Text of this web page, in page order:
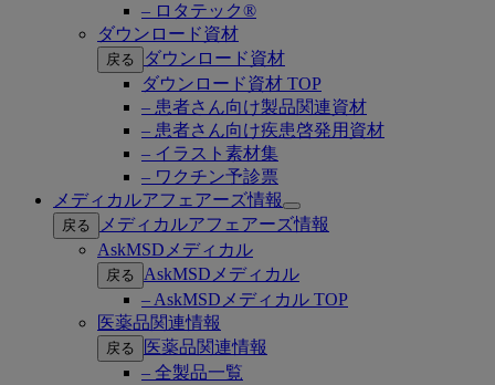
– ロタテック®
ダウンロード資材
戻る
ダウンロード資材
ダウンロード資材 TOP
– 患者さん向け製品関連資材
– 患者さん向け疾患啓発用資材
– イラスト素材集
– ワクチン予診票
メディカルアフェアーズ情報
Open
submenu
戻る
メディカルアフェアーズ情報
AskMSDメディカル
戻る
AskMSDメディカル
– AskMSDメディカル TOP
医薬品関連情報
戻る
医薬品関連情報
– 全製品一覧